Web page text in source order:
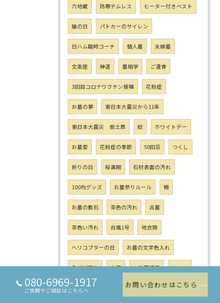
六地蔵 防寒テムレス ヒーター付きベスト
猫の日 パトカーのサイレン
日ハム臨時コーチ 個人墓 夫婦墓
文楽座 神道 墓相学 ご遺骨
3回目コロナワクチン接種 花粉症
お墓の夢 東日本大震災から11年
東日本大震災 仮土葬 蚊 ホワイトデー
お墓愛 花粉症の季節 50回忌 つくし
祈りの日 桜満開 石材表面の汚れ
100均グッズ お墓参りルール 柵
お墓の敷石 茶色の汚れ 古墓
茶色い汚れ 台風1号 地衣類
ヘリコプターの日 お墓の文字色入れ
急がば回れ 大安 一粒万倍日 エフロ
植物学の日 潮干狩り 昭和の日
080-6969-1917
ご依頼やご相談はこちらへ
お問い合わせはこちら